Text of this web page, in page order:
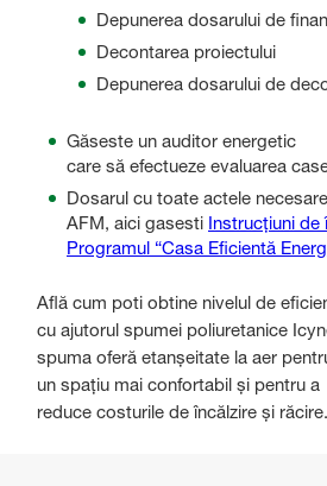
Depunerea dosarului de
Decontarea proiectului
Depunerea dosarului de
Găseste un auditor energetic
care să efectueze evaluarea
Dosarul cu toate actele
AFM, aici gasesti Instrucțiuni de
Programul “Casa Eficientă
Află cum poti obtine nivelul de
cu ajutorul spumei poliuretanice
spuma oferă etanșeitate la aer
un spațiu mai confortabil și pentru a
reduce costurile de încălzire și răcire.